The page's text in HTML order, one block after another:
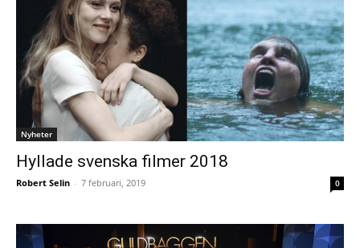
Nyheter
Hyllade svenska filmer 2018
Robert Selin - 7 februari, 2019 0